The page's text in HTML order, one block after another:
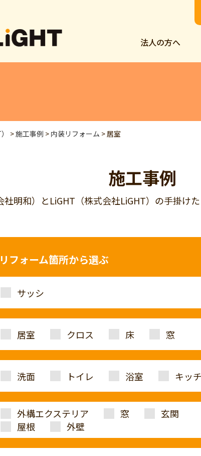
法人の方へ
>施工事例 > 内装リフォーム >居室
施工事例
明和）とLiGHT（株式会社LiGHT）の手掛け
リフォーム箇所から選ぶ
サッシ
居室 クロス 床 窓
洗面 トイレ 浴室 キッ
外構エクステリア 窓
玄関
屋根
外壁